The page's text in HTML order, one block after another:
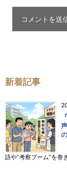
新着記事
語や“考察ブーム”を巻